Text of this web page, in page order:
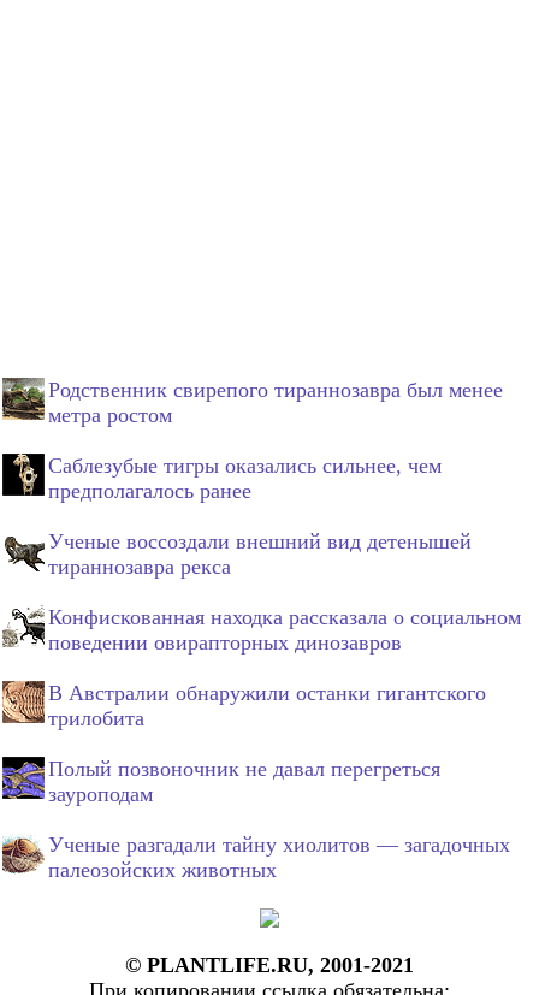
Родственник свирепого тираннозавра был менее
метра ростом
Саблезубые тигры оказались сильнее, чем
предполагалось ранее
Ученые воссоздали внешний вид детенышей
тираннозавра рекса
Конфискованная находка рассказала о социальном
поведении овирапторных динозавров
В Австралии обнаружили останки гигантского
трилобита
Полый позвоночник не давал перегреться
зауроподам
Ученые разгадали тайну хиолитов — загадочных
палеозойских животных
© PLANTLIFE.RU, 2001-2021
При копировании ссылка обязательна: